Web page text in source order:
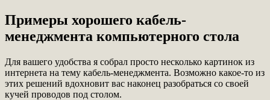
Примеры хорошего кабель-
менеджмента компьютерного стола
Для вашего удобства я собрал просто несколько картинок из
интернета на тему кабель-менеджмента. Возможно какое-то из
этих решений вдохновит вас наконец разобраться со своей
кучей проводов под столом.